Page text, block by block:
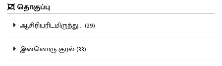
தொகுப்பு
ஆசிரியரிடமிருந்து... (29)
இன்னொரு குரல் (33)